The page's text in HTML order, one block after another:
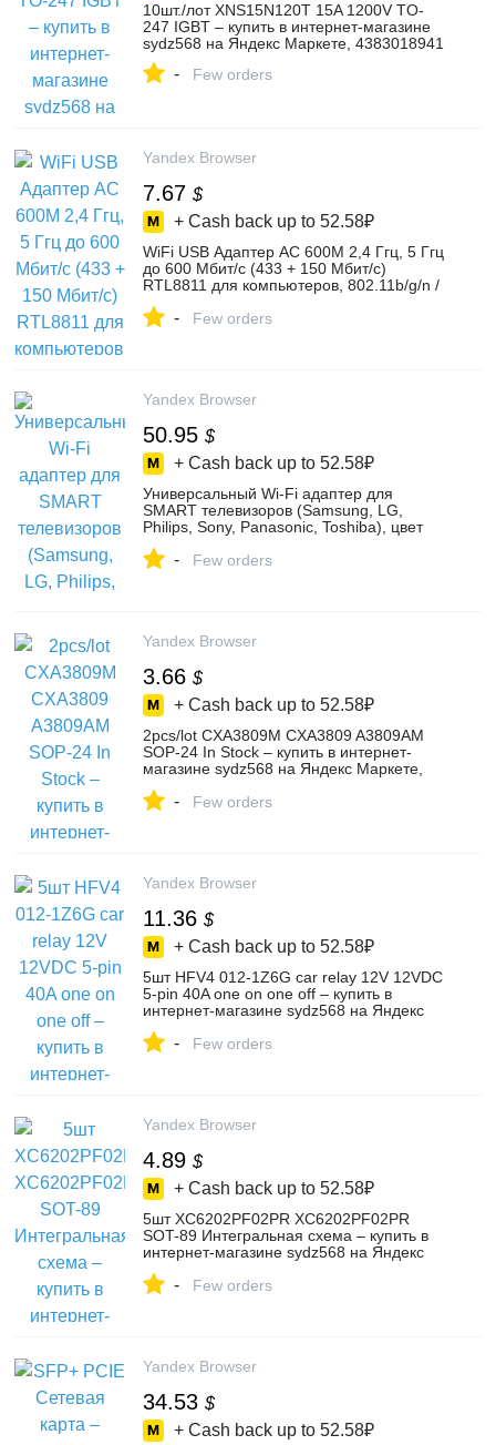
10шт./лот XNS15N120T 15A 1200V TO-
247 IGBT – купить в интернет-магазине
sydz568 на Яндекс Маркете, 4383018941
- Few orders
Yandex Browser
7.67 $
+ Cash back up to 52.58₽
WiFi USB Адаптер AC 600M 2,4 Ггц, 5 Ггц
до 600 Мбит/с (433 + 150 Мбит/с)
RTL8811 для компьютеров, 802.11b/g/n /
приемник для компьютера, цвет черный
- Few orders
Yandex Browser
50.95 $
+ Cash back up to 52.58₽
Универсальный Wi-Fi адаптер для
SMART телевизоров (Samsung, LG,
Philips, Sony, Panasonic, Toshiba), цвет
Кронштейн на Яндекс Маркете,
- Few orders
Yandex Browser
3.66 $
+ Cash back up to 52.58₽
2pcs/lot CXA3809M CXA3809 A3809AM
SOP-24 In Stock – купить в интернет-
магазине sydz568 на Яндекс Маркете,
- Few orders
Yandex Browser
11.36 $
+ Cash back up to 52.58₽
5шт HFV4 012-1Z6G car relay 12V 12VDC
5-pin 40A one on one off – купить в
интернет-магазине sydz568 на Яндекс
- Few orders
Yandex Browser
4.89 $
+ Cash back up to 52.58₽
5шт XC6202PF02PR XC6202PF02PR
SOT-89 Интегральная схема – купить в
интернет-магазине sydz568 на Яндекс
- Few orders
Yandex Browser
34.53 $
+ Cash back up to 52.58₽